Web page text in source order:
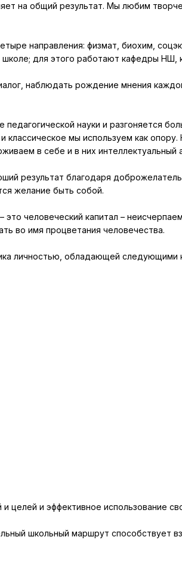
на общий результат. Мы любим
направления: физмат, биохим,
для этого работают кафедры НШ,
наблюдать рождение мнения
науки и разгоняется
классическое мы используем как
в себе и в них интеллектуальный
результат благодаря
желание быть собой.
человеческий капитал –
во имя процветания человечества.
личностью, обладающей следующими
целей и эффективное использование
школьный маршрут способствует